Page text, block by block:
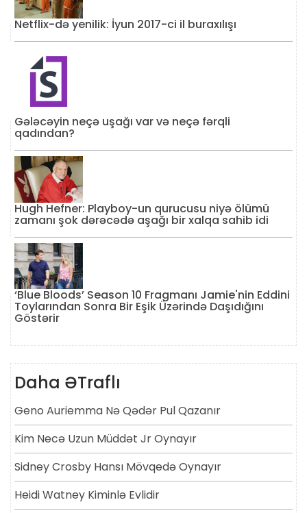
Netflix-də yenilik: İyun 2017-ci il buraxılışı
Gələcəyin neçə uşağı var və neçə fərqli
qadından?
Hugh Hefner: Playboy-un qurucusu niyə ölümü
zamanı şok dərəcədə aşağı bir xalqa sahib idi
‘Blue Bloods’ Season 10 Fragmanı Jamie'nin Eddini
Toylarından Sonra Bir Eşik Üzərində Daşıdığını
Göstərir
Daha ƏTraflı
Geno Auriemma Nə Qədər Pul Qazanır
Kim Necə Uzun Müddət Jr Oynayır
Sidney Crosby Hansı Mövqedə Oynayır
Heidi Watney Kiminlə Evlidir